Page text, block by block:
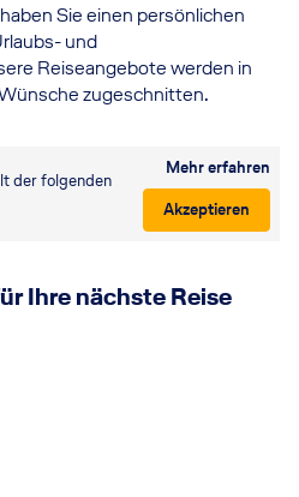
Sie einen persönlichen
und
Reiseangebote werden in
zugeschnitten.
der folgenden
Mehr erfahren
Akzeptieren
Ihre nächste Reise